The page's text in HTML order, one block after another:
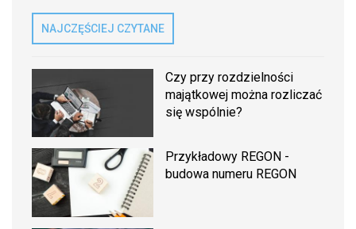
NAJCZĘŚCIEJ CZYTANE
Czy przy rozdzielności
majątkowej można rozliczać
się wspólnie?
Przykładowy REGON -
budowa numeru REGON